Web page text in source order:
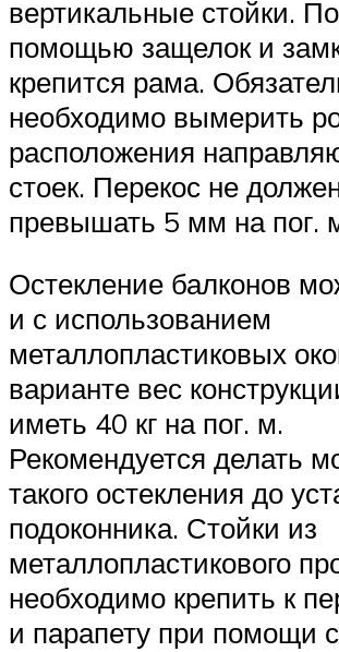
вертикальные стойки.
помощью защелок и
крепится рама.
необходимо вымерить
расположения
стоек. Перекос не
превышать 5 мм на пог.
Остекление балконов
и с использованием
металлопластиковых
варианте вес
иметь 40 кг на пог. м.
Рекомендуется делать
такого остекления до
подоконника. Стойки из
металлопластикового
необходимо крепить к
и парапету при помощи